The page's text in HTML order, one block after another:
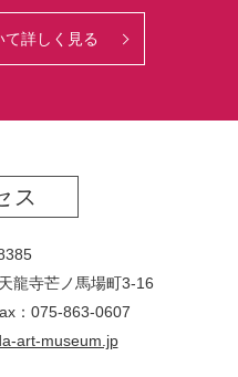
て詳しく見る
ス
龍寺芒ノ馬場町3-16
：075-863-0607
art-museum.jp